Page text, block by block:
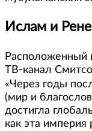
Ислам и
Расположенный
ТВ-канал
«Через годы
(мир и
достигла
как эта империя